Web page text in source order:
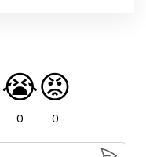
😭
0
😡
0